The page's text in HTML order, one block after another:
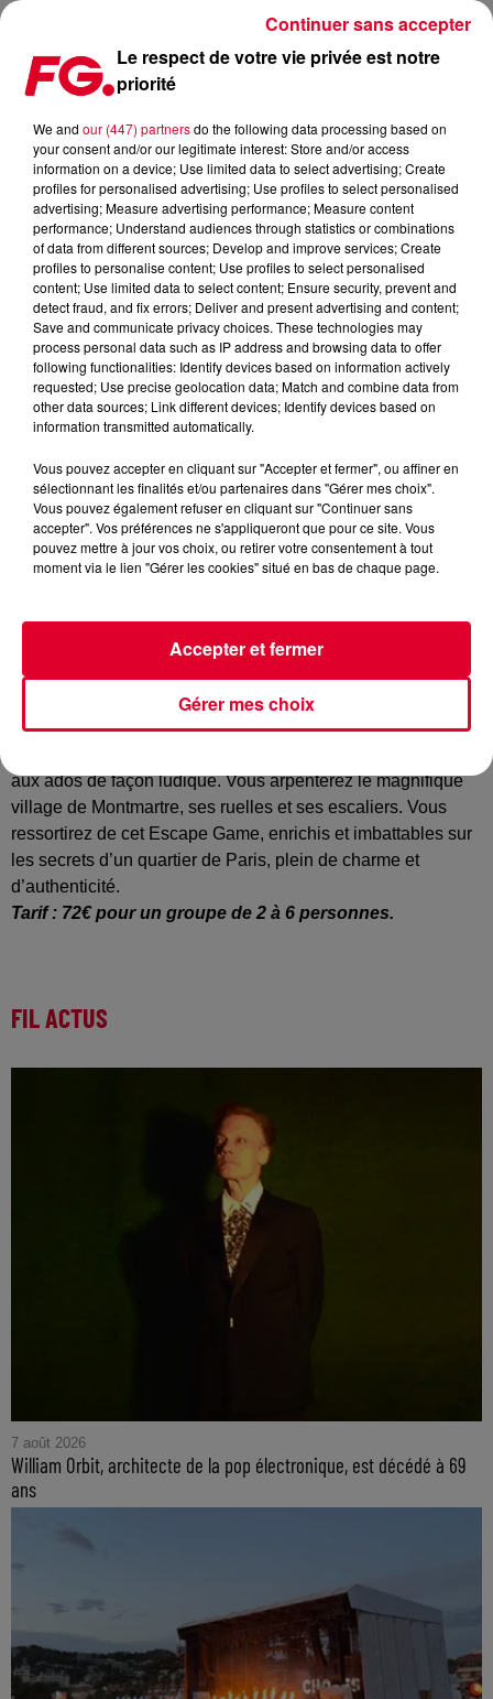
L'ESCAPE GAME AUTOUR DE MONTMARTRE
Publié : 18 avril 2019 à 17h10 par Julien Claude Penegry
Paris vit et vous entraîne dans ses
mystères grâce un escape game
outdoor.
Situé en outdoor, l'escape game,Les Mystères de
Montmartrea pour but de faire découvrir Montmartre, son
aux ados de façon ludique. Vous arpenterez le magnifique
village de Montmartre, ses ruelles et ses escaliers. Vous
ressortirez de cet Escape Game, enrichis et imbattables sur
les secrets d’un quartier de Paris, plein de charme et
d’authenticité.
Tarif : 72€ pour un groupe de 2 à 6 personnes.
FIL ACTUS
7 août 2026
William Orbit, architecte de la pop électronique, est décédé à 69
ans
Le respect de votre vie privée est notre
priorité
We and our (447) partnersdo the following data processing based on
your consent and/or our legitimate interest: Store and/or access
information on a device; Use limited data to select advertising; Create
profiles for personalised advertising; Use profiles to select personalised
advertising; Measure advertising performance; Measure content
performance; Understand audiences through statistics or combinations
of data from different sources; Develop and improve services; Create
profiles to personalise content; Use profiles to select personalised
content; Use limited data to select content; Ensure security, prevent and
detect fraud, and fix errors; Deliver and present advertising and content;
Save and communicate privacy choices. These technologies may
process personal data such as IP address and browsing data to offer
following functionalities: Identify devices based on information actively
requested; Use precise geolocation data; Match and combine data from
other data sources; Link different devices; Identify devices based on
information transmitted automatically.
Vous pouvez accepter en cliquant sur "Accepter et fermer", ou affiner en
sélectionnant les finalités et/ou partenaires dans "Gérer mes choix".
Vous pouvez également refuser en cliquant sur "Continuer sans
accepter". Vos préférences ne s'appliqueront que pour ce site. Vous
pouvez mettre à jour vos choix, ou retirer votre consentement à tout
moment via le lien "Gérer les cookies" situé en bas de chaque page.
Gérer mes choix
Accepter et fermer
Continuer sans accepter